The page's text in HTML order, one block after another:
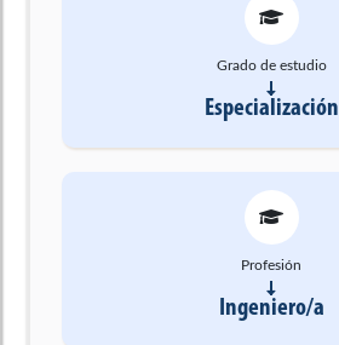
Grado de estudio
Especialización
Profesión
Ingeniero/a